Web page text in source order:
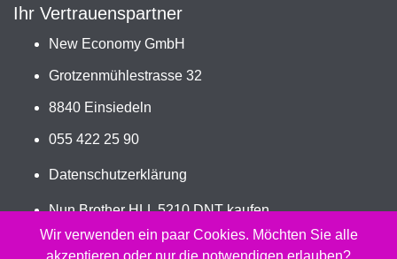
Ihr Vertrauenspartner
New Economy GmbH
Grotzenmühlestrasse 32
8840 Einsiedeln
055 422 25 90
Datenschutzerklärung
Nun Brother HLL 5210 DNT kaufen
Jetzt TN-3600XXLBK bestellen
Wir verwenden ein paar Cookies. Möchten Sie alle
akzeptieren oder nur die notwendigen erlauben?